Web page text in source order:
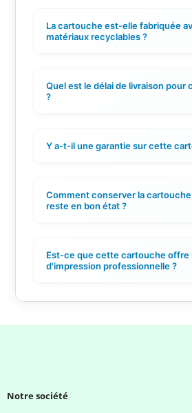
La cartouche est-elle fabriquée
matériaux recyclables ?
Quel est le délai de livraison
?
Y a-t-il une garantie sur cette
Comment conserver la
reste en bon état ?
Est-ce que cette cartouche offre
d'impression professionnelle ?
Notre société